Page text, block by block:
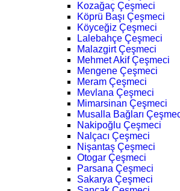
Kozağaç Çeşmeci
Köprü Başı Çeşmeci
Köyceğiz Çeşmeci
Lalebahçe Çeşmeci
Malazgirt Çeşmeci
Mehmet Akif Çeşmeci
Mengene Çeşmeci
Meram Çeşmeci
Mevlana Çeşmeci
Mimarsinan Çeşmeci
Musalla Bağları
Nakipoğlu Çeşmeci
Nalçacı Çeşmeci
Nişantaş Çeşmeci
Otogar Çeşmeci
Parsana Çeşmeci
Sakarya Çeşmeci